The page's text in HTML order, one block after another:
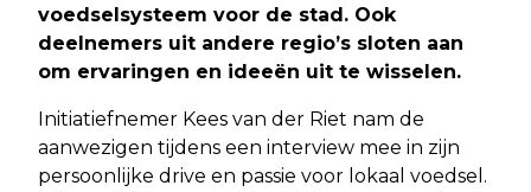
voedselsysteem voor de stad. Ook
deelnemers uit andere regio’s sloten aan
om ervaringen en ideeën uit te wisselen.
Initiatiefnemer Kees van der Riet nam de
aanwezigen tijdens een interview mee in zijn
persoonlijke drive en passie voor lokaal voedsel.